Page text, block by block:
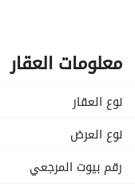
- مناسب للسكن العائلي
معلومات العقار
نوع العقار
نوع العرض
رقم بيوت المرجعي